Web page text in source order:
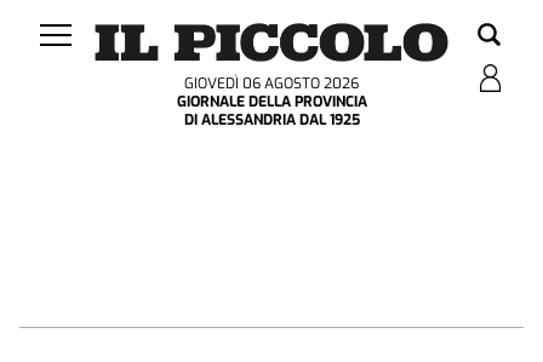
GIOVEDÌ 06 AGOSTO 2026
GIORNALE DELLA PROVINCIA
DI ALESSANDRIA DAL 1925